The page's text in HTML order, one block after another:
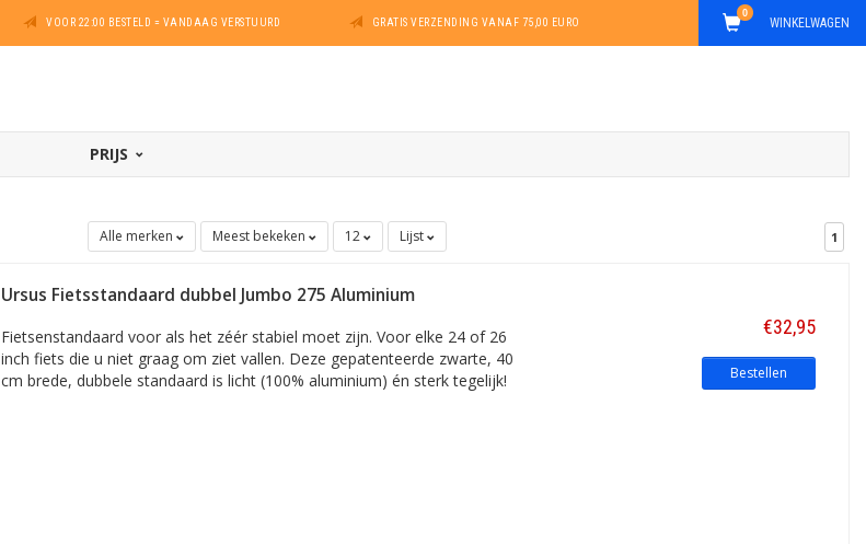
VOOR 22:00 BESTELD = VANDAAG VERSTUURD GRATIS VERZENDING VANAF 75,00 EURO WINKELWAGEN
0
PRIJS
Alle merken Meest bekeken 12 Lijst 1
Ursus Fietsstandaard dubbel Jumbo 275 Aluminium
Fietsenstandaard voor als het zéér stabiel moet zijn. Voor elke 24 of 26
inch fiets die u niet graag om ziet vallen. Deze gepatenteerde zwarte, 40
cm brede, dubbele standaard is licht (100% aluminium) én sterk tegelijk!
€32,95
Bestellen